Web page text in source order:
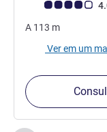
Classificação
A 113 m
Ver em um